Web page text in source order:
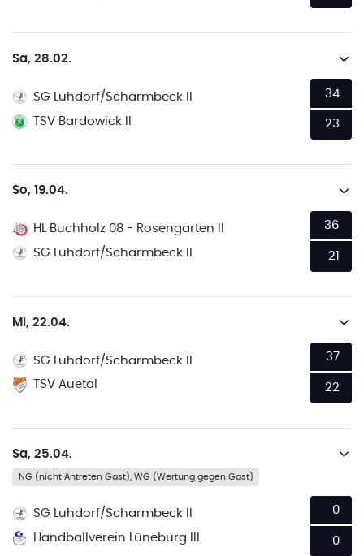
Sa, 28.02.
SG Luhdorf/Scharmbeck II
TSV Bardowick II
34
23
So, 19.04.
HL Buchholz 08 - Rosengarten II
SG Luhdorf/Scharmbeck II
36
21
Mi, 22.04.
SG Luhdorf/Scharmbeck II
TSV Auetal
37
22
Sa, 25.04.
NG (nicht Antreten Gast), WG (Wertung gegen Gast)
SG Luhdorf/Scharmbeck II
Handballverein Lüneburg III
0
0